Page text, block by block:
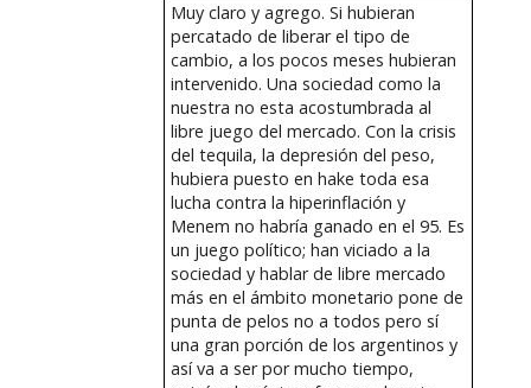
Muy claro y agrego. Si hubieran
percatado de liberar el tipo de
cambio, a los pocos meses hubieran
intervenido. Una sociedad como la
nuestra no esta acostumbrada al
libre juego del mercado. Con la crisis
del tequila, la depresión del peso,
hubiera puesto en hake toda esa
lucha contra la hiperinflación y
Menem no habría ganado en el 95. Es
un juego político; han viciado a la
sociedad y hablar de libre mercado
más en el ámbito monetario pone de
punta de pelos no a todos pero sí
una gran porción de los argentinos y
así va a ser por mucho tiempo,